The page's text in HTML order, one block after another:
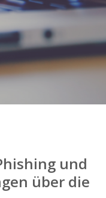
und
über die